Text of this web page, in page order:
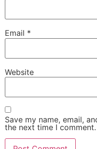
Email *
Website
Save my name, email,
the next time I comment.